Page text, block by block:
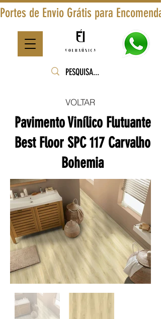
Portes de Envio Grátis para
VOLTAR
Pavimento Vinílico Flutuante
Best Floor SPC 117 Carvalho
Bohemia